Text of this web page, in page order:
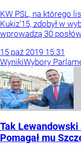
KW PSL, na którego
Kukiz'15, zdobył w
wprowadzą 30
15 paź 2019 15:31
WynikiWybory
Tak Lewandowski
Pomagał mu